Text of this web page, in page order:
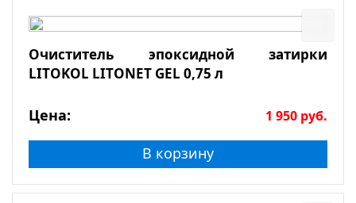
Очиститель эпоксидной затирки
LITOKOL LITONET GEL 0,75 л
Цена: 1 950 руб.
В корзину